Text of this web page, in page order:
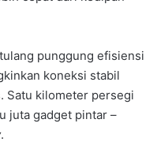
punggung efisiensi
koneksi stabil
Satu kilometer persegi
juta gadget pintar –
.